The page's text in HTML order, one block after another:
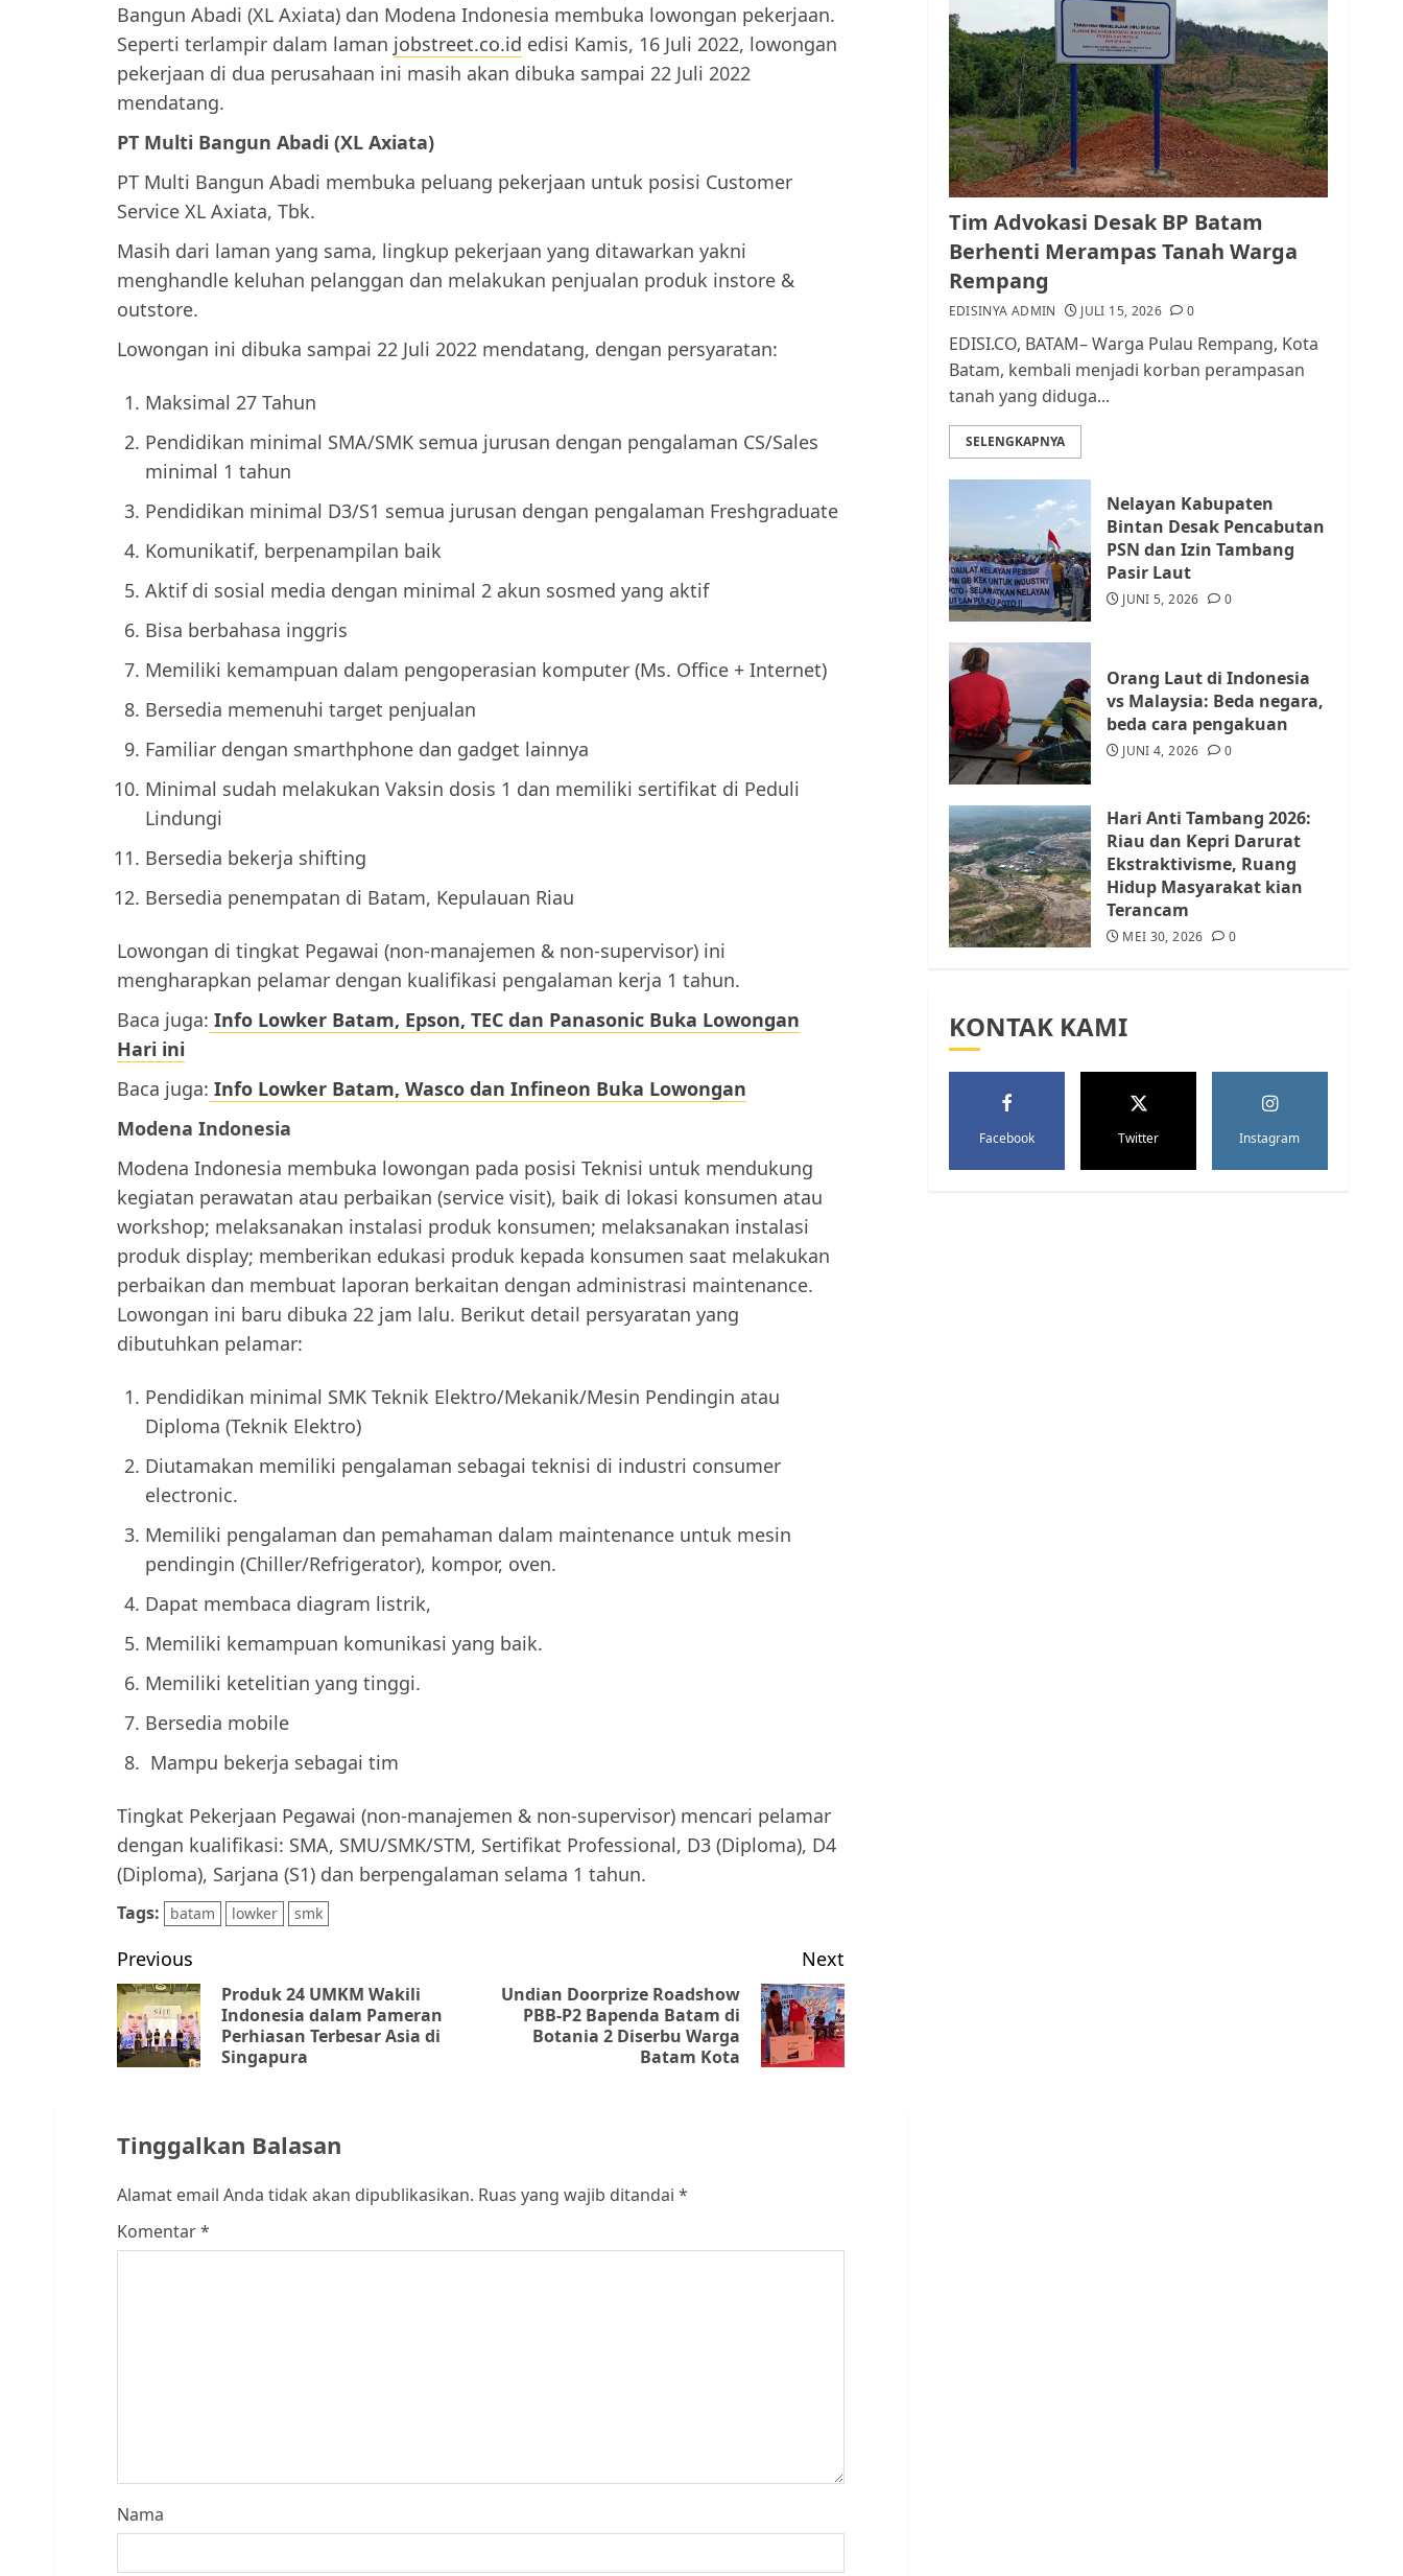
Bangun Abadi (XL Axiata) dan Modena Indonesia membuka lowongan pekerjaan.
Seperti terlampir dalam laman jobstreet.co.id edisi Kamis, 16 Juli 2022, lowongan
pekerjaan di dua perusahaan ini masih akan dibuka sampai 22 Juli 2022
mendatang.
PT Multi Bangun Abadi (XL Axiata)
PT Multi Bangun Abadi membuka peluang pekerjaan untuk posisi Customer
Service XL Axiata, Tbk.
Masih dari laman yang sama, lingkup pekerjaan yang ditawarkan yakni
menghandle keluhan pelanggan dan melakukan penjualan produk instore &
outstore.
Lowongan ini dibuka sampai 22 Juli 2022 mendatang, dengan persyaratan:
Maksimal 27 Tahun
Pendidikan minimal SMA/SMK semua jurusan dengan pengalaman CS/Sales
minimal 1 tahun
Pendidikan minimal D3/S1 semua jurusan dengan pengalaman Freshgraduate
Komunikatif, berpenampilan baik
Aktif di sosial media dengan minimal 2 akun sosmed yang aktif
Bisa berbahasa inggris
Memiliki kemampuan dalam pengoperasian komputer (Ms. Office + Internet)
Bersedia memenuhi target penjualan
Familiar dengan smarthphone dan gadget lainnya
Minimal sudah melakukan Vaksin dosis 1 dan memiliki sertifikat di Peduli
Lindungi
Bersedia bekerja shifting
Bersedia penempatan di Batam, Kepulauan Riau
Lowongan di tingkat Pegawai (non-manajemen & non-supervisor) ini
mengharapkan pelamar dengan kualifikasi pengalaman kerja 1 tahun.
Baca juga: Info Lowker Batam, Epson, TEC dan Panasonic Buka Lowongan
Hari ini
Baca juga: Info Lowker Batam, Wasco dan Infineon Buka Lowongan
Modena Indonesia
Modena Indonesia membuka lowongan pada posisi Teknisi untuk mendukung
kegiatan perawatan atau perbaikan (service visit), baik di lokasi konsumen atau
workshop; melaksanakan instalasi produk konsumen; melaksanakan instalasi
produk display; memberikan edukasi produk kepada konsumen saat melakukan
perbaikan dan membuat laporan berkaitan dengan administrasi maintenance.
Lowongan ini baru dibuka 22 jam lalu. Berikut detail persyaratan yang
dibutuhkan pelamar:
Pendidikan minimal SMK Teknik Elektro/Mekanik/Mesin Pendingin atau
Diploma (Teknik Elektro)
Diutamakan memiliki pengalaman sebagai teknisi di industri consumer
electronic.
Memiliki pengalaman dan pemahaman dalam maintenance untuk mesin
pendingin (Chiller/Refrigerator), kompor, oven.
Dapat membaca diagram listrik,
Memiliki kemampuan komunikasi yang baik.
Memiliki ketelitian yang tinggi.
Bersedia mobile
Mampu bekerja sebagai tim
Tingkat Pekerjaan Pegawai (non-manajemen & non-supervisor) mencari pelamar
dengan kualifikasi: SMA, SMU/SMK/STM, Sertifikat Professional, D3 (Diploma), D4
(Diploma), Sarjana (S1) dan berpengalaman selama 1 tahun.
Tags: batam lowker smk
Post
navigation
Previous
Previous
Produk 24 UMKM Wakili
Indonesia dalam Pameran
Perhiasan Terbesar Asia di
Singapura
Next
Next
Undian Doorprize Roadshow
PBB-P2 Bapenda Batam di
Botania 2 Diserbu Warga
Batam Kota
Tinggalkan Balasan
Alamat email Anda tidak akan dipublikasikan. Ruas yang wajib ditandai *
Komentar*
Nama
1
Pemko Batam Tegaskan
RT dan RW bukan Petugas
Pendataan dan
Pemungutan Pajak
AGUSTUS 1, 2026 0
2
Kader Pajak jadi
Penghubung Pemerintah
dan Masyarakat di
Lingkungan RT/RW
3
Datangi Pemko Batam,
Warga Rempang Protes
Lahan Mereka Diambil
4
Warga Rempang Ajukan
Audiensi dengan Wali
Kota Batam, Soroti
Aktivitas yang Resahkan
Warga
5
Tim Advokasi Desak BP
Batam Berhenti
Merampas Tanah Warga
Rempang
Tim Advokasi Desak BP Batam
Berhenti Merampas Tanah Warga
Rempang
EDISINYA ADMIN JULI 15, 2026 0
EDISI.CO, BATAM– Warga Pulau Rempang, Kota
Batam, kembali menjadi korban perampasan
tanah yang diduga...
SELENGKAPNYA
Nelayan Kabupaten
Bintan Desak Pencabutan
PSN dan Izin Tambang
Pasir Laut
JUNI 5, 2026 0
Orang Laut di Indonesia
vs Malaysia: Beda negara,
beda cara pengakuan
JUNI 4, 2026 0
Hari Anti Tambang 2026:
Riau dan Kepri Darurat
Ekstraktivisme, Ruang
Hidup Masyarakat kian
Terancam
MEI 30, 2026 0
KONTAK KAMI
Facebook Twitter Instagram